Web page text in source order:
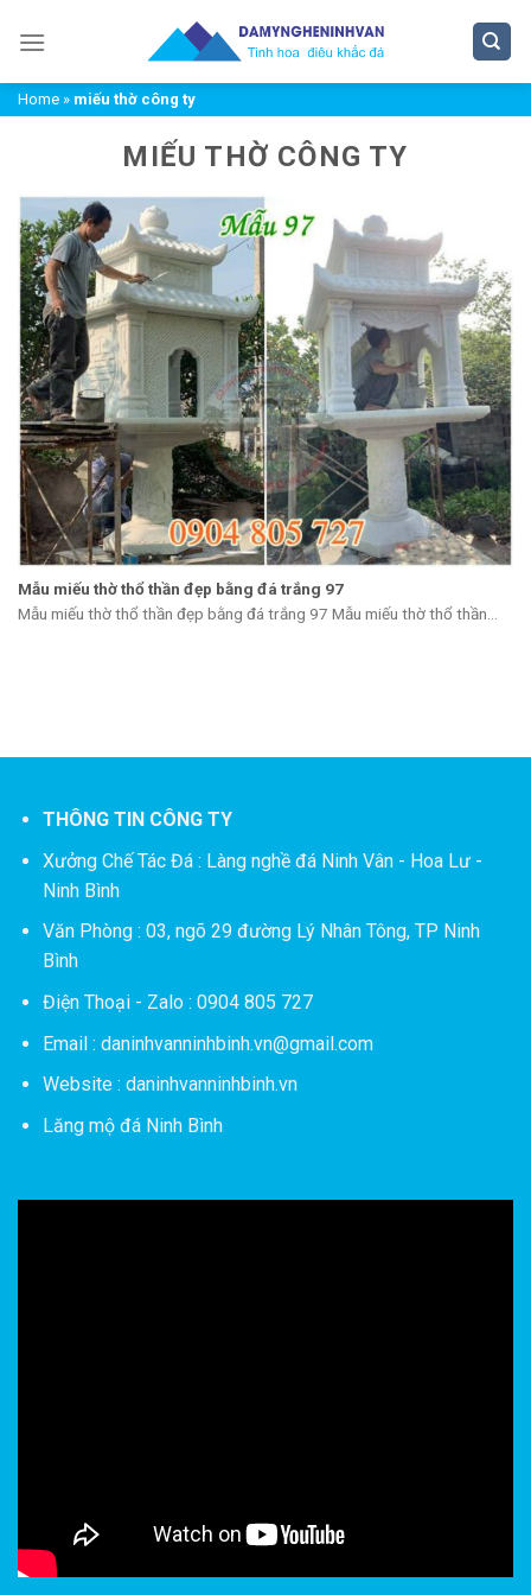
đến
dungHome » miếu thờ công ty
MIẾU THỜ CÔNG TY
Mẫu miếu thờ thổ thần đẹp bằng đá trắng 97
Mẫu miếu thờ thổ thần đẹp bằng đá trắng 97 Mẫu miếu thờ thổ thần...
THÔNG TIN CÔNG TY
Xưởng Chế Tác Đá : Làng nghề đá Ninh Vân - Hoa Lư -
Ninh Bình
Văn Phòng : 03, ngõ 29 đường Lý Nhân Tông, TP Ninh
Bình
Điện Thoại - Zalo : 0904 805 727
Email : daninhvanninhbinh.vn@gmail.com
Website : daninhvanninhbinh.vn
Lăng mộ đá Ninh Bình